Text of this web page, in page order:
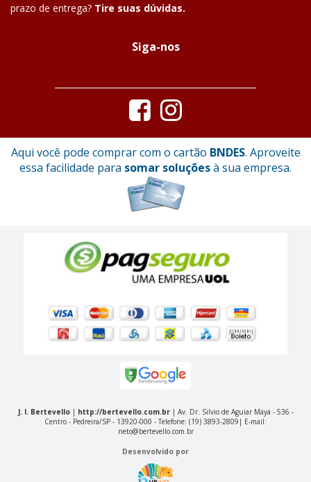
prazo de entrega? Tire suas dúvidas.
Siga-nos
Aqui você pode comprar com o cartão BNDES. Aproveite
essa facilidade para somar soluçõesà sua empresa.
J. I. Bertevello| http://bertevello.com.br| Av. Dr. Silvio de Aguiar Maya - 536 -
Centro - Pedreira/SP - 13920-000 - Telefone: (19) 3893-2809| E-mail:
neto@bertevello.com.br
Desenvolvido por